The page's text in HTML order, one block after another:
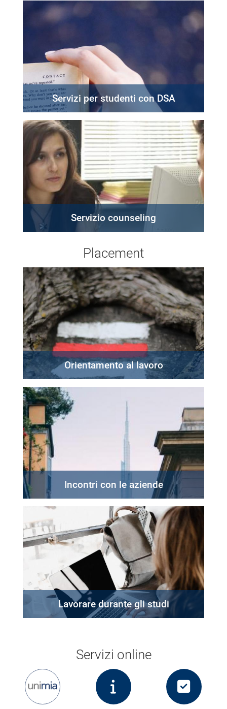
Servizi per studenti con DSA
Servizio counseling
Placement
Orientamento al lavoro
Incontri con le aziende
Lavorare durante gli studi
Servizi online